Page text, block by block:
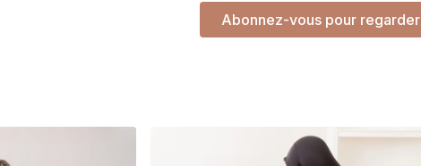
Abonnez-vous pour regarder